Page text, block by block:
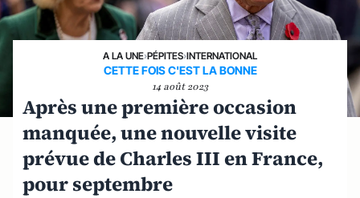
A LA UNE›PÉPITES›INTERNATIONAL
CETTE FOIS C'EST LA BONNE
14 août 2023
Après une première occasion
manquée, une nouvelle visite
prévue de Charles III en France,
pour septembre